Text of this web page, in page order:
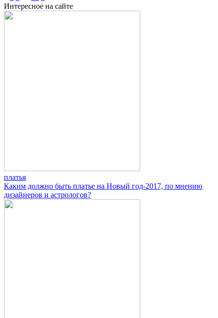
Интересное на сайте
платья
Каким должно быть платье на Новый год-2017, по мнению
дизайнеров и астрологов?